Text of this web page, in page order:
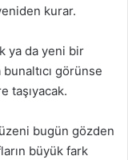
kurar.
ya da yeni bir
görünse
taşıyacak.
bugün gözden
büyük fark